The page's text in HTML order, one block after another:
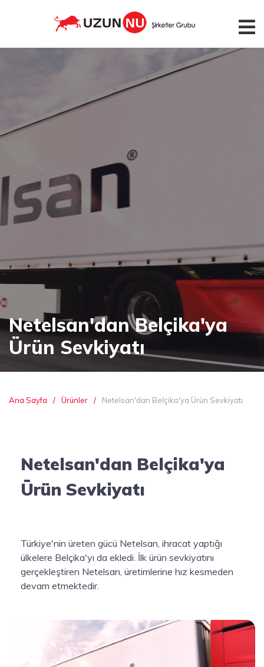
Netelsan'dan Belçika'ya
Ürün Sevkiyatı
Ana Sayfa Ürünler Netelsan'dan Belçika'ya Ürün Sevkiyatı
Netelsan'dan Belçika'ya
Ürün Sevkiyatı
Türkiye'nin üreten gücü Netelsan, ihracat yaptığı
ülkelere Belçika'yı da ekledi. İlk ürün sevkiyatını
gerçekleştiren Netelsan, üretimlerine hız kesmeden
devam etmektedir.